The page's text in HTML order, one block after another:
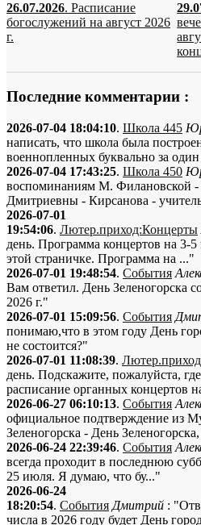
26.07.2026. Расписание
богослужений на август 2026
г.
Последние комментарии :
2026-07-04 18:04:10. Школа 445
написать, что школа была
военнопленных буквально за
2026-07-04 17:43:25. Школа 450
воспоминаниям М. Филановской
Дмитриевны - Кирсанова -
2026-07-01
19:54:06. Лютер.приход:Концерты
день. Программа концертов на 3-
этой страничке. Программа на ..."
2026-07-01 19:48:54. События
Вам ответил. День Зеленогорска
2026 г."
2026-07-01 15:09:56. События
понимаю,что в этом году День
не состоится?"
2026-07-01 11:08:39.
день. Подскажите, пожалуйста,
расписание органных концертов
2026-06-27 06:10:13. События
официальное подтверждение из
Зеленогорска - День
2026-06-24 22:39:46. События
всегда проходит в последнюю
25 июля. Я думаю, что бу..."
2026-06-24
18:20:54. События Дмитрий :
числа в 2026 году будет День